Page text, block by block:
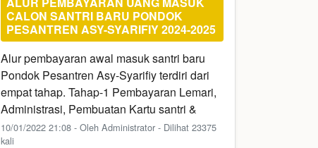
CALON SANTRI BARU PONDOK
PESANTREN ASY-SYARIFIY 2024-2025
Alur pembayaran awal masuk santri baru
Pondok Pesantren Asy-Syarifiy terdiri dari
empat tahap. Tahap-1 Pembayaran Lemari,
Administrasi, Pembuatan Kartu santri &
10/01/2022 21:08 - Oleh Administrator - Dilihat 23375
kali